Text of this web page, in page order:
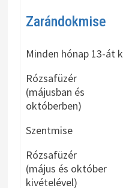
Zarándokmise
Minden hónap 13-át
Rózsafüzér
(májusban és
októberben)
Szentmise
Rózsafüzér
(május és október
kivételével)